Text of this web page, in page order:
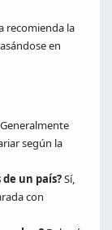
recomienda la
en
Generalmente
según la
un país?Sí,
con